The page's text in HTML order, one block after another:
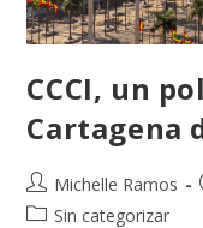
CCCI, un
Cartagena
Michelle Ramos
Sin categorizar